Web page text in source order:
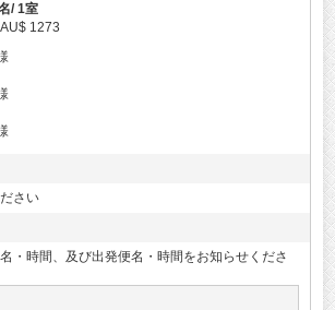
/ 1室
1273
さい
・時間、及び出発便名・時間をお知らせくださ